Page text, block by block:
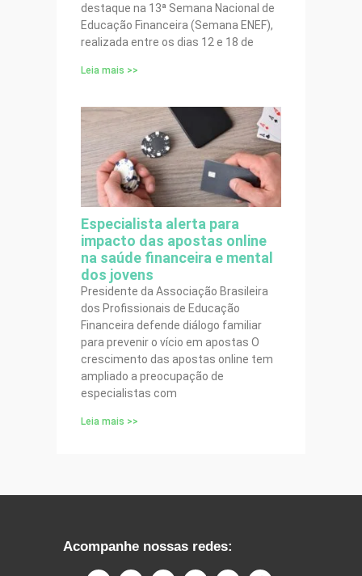
destaque na 13ª Semana Nacional de
Educação Financeira (Semana ENEF),
realizada entre os dias 12 e 18 de
Leia mais >>
Especialista alerta para
impacto das apostas online
na saúde financeira e mental
dos jovens
Presidente da Associação Brasileira
dos Profissionais de Educação
Financeira defende diálogo familiar
para prevenir o vício em apostas O
crescimento das apostas online tem
ampliado a preocupação de
especialistas com
Leia mais >>
Acompanhe nossas redes: